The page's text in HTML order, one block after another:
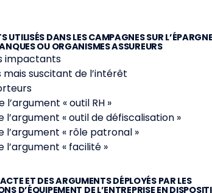
DANS LES CAMPAGNES SUR
OU ORGANISMES ASSUREURS
impactants
suscitant de l’intérêt
l’argument « outil RH »
l’argument « outil de défiscalisation »
l’argument « rôle patronal »
l’argument « facilité »
ET DES ARGUMENTS DÉPLOYÉS PAR LES
D’ÉQUIPEMENT DE L’ENTREPRISE EN